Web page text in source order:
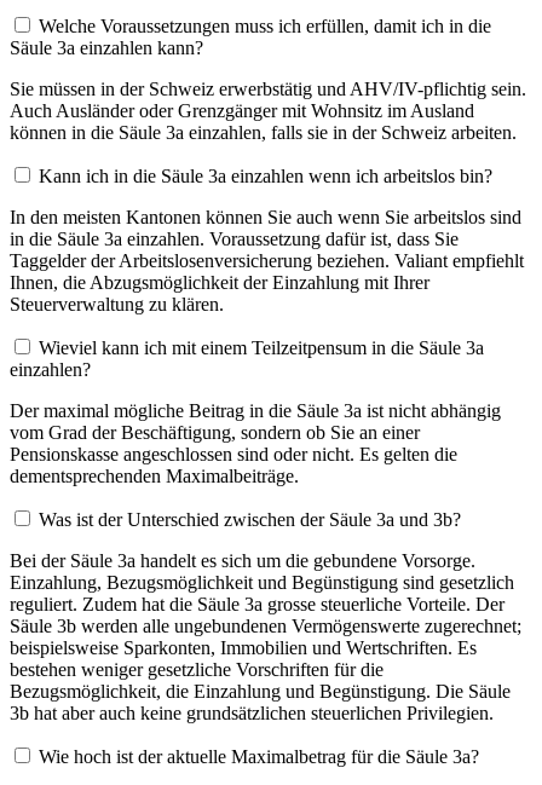
Welche Voraussetzungen muss ich erfüllen, damit ich in die
Säule 3a einzahlen kann?
Sie müssen in der Schweiz erwerbstätig und AHV/IV-pflichtig sein.
Auch Ausländer oder Grenzgänger mit Wohnsitz im Ausland
können in die Säule 3a einzahlen, falls sie in der Schweiz arbeiten.
Kann ich in die Säule 3a einzahlen wenn ich arbeitslos bin?
In den meisten Kantonen können Sie auch wenn Sie arbeitslos sind
in die Säule 3a einzahlen. Voraussetzung dafür ist, dass Sie
Taggelder der Arbeitslosenversicherung beziehen. Valiant empfiehlt
Ihnen, die Abzugsmöglichkeit der Einzahlung mit Ihrer
Steuerverwaltung zu klären.
Wieviel kann ich mit einem Teilzeitpensum in die Säule 3a
einzahlen?
Der maximal mögliche Beitrag in die Säule 3a ist nicht abhängig
vom Grad der Beschäftigung, sondern ob Sie an einer
Pensionskasse angeschlossen sind oder nicht. Es gelten die
dementsprechenden Maximalbeiträge.
Was ist der Unterschied zwischen der Säule 3a und 3b?
Bei der Säule 3a handelt es sich um die gebundene Vorsorge.
Einzahlung, Bezugsmöglichkeit und Begünstigung sind gesetzlich
reguliert. Zudem hat die Säule 3a grosse steuerliche Vorteile. Der
Säule 3b werden alle ungebundenen Vermögenswerte zugerechnet;
beispielsweise Sparkonten, Immobilien und Wertschriften. Es
bestehen weniger gesetzliche Vorschriften für die
Bezugsmöglichkeit, die Einzahlung und Begünstigung. Die Säule
3b hat aber auch keine grundsätzlichen steuerlichen Privilegien.
Wie hoch ist der aktuelle Maximalbetrag für die Säule 3a?